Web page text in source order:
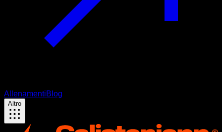
AllenamentiBlog
Altro